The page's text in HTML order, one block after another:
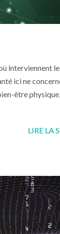
interviennent
ici ne
être physique,
LIRE LA